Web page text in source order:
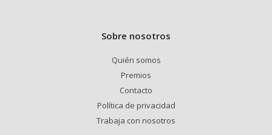
Sobre nosotros
Quién somos
Premios
Contacto
Política de privacidad
Trabaja con nosotros